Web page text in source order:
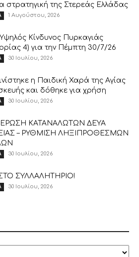
στρατηγική της Στερεάς Ελλάδας
1 Αυγούστου, 2026
Κίνδυνος Πυρκαγιάς
4) για την Πέμπτη 30/7/26
30 Ιουλίου, 2026
η Παιδική Χαρά της Αγίας
και δόθηκε για χρήση
30 Ιουλίου, 2026
ΚΑΤΑΝΑΛΩΤΩΝ ΔΕΥΑ
– ΡΥΘΜΙΣΗ ΛΗΞΙΠΡΟΘΕΣΜΩΝ
30 Ιουλίου, 2026
ΣΥΛΛΑΛΗΤΗΡΙΟ!
30 Ιουλίου, 2026